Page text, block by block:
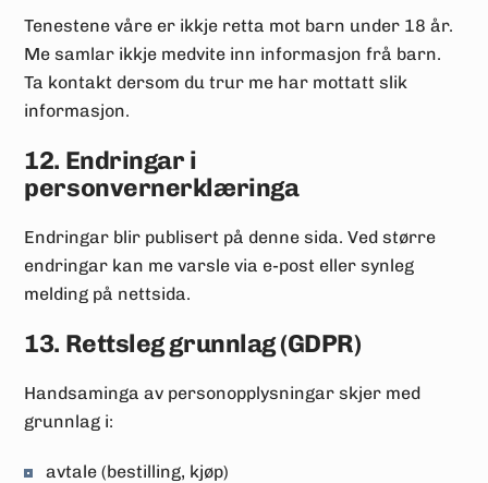
Tenestene våre er ikkje retta mot barn under 18 år.
Me samlar ikkje medvite inn informasjon frå barn.
Ta kontakt dersom du trur me har mottatt slik
informasjon.
12. Endringar i
personvernerklæringa
Endringar blir publisert på denne sida. Ved større
endringar kan me varsle via e-post eller synleg
melding på nettsida.
13. Rettsleg grunnlag (GDPR)
Handsaminga av personopplysningar skjer med
grunnlag i:
avtale (bestilling, kjøp)